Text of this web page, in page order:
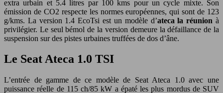
extra urbain et 5.4 litres par 100 kms pour un cycle mixte. Son
émission de CO2 respecte les normes européennes, qui sont de 123
g/kms. La version 1.4 EcoTsi est un modèle d’ateca la réunionà
privilégier. Le seul bémol de la version demeure la défaillance de la
suspension sur des pistes urbaines truffées de dos d’âne.
Le Seat Ateca 1.0 TSI
L’entrée de gamme de ce modèle de Seat Ateca 1.0 avec une
puissance réelle de 115 ch/85 kW a épaté les plus mordus de SUV